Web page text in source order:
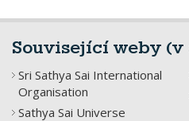
Související weby
Sri Sathya Sai International
Organisation
Sathya Sai Universe